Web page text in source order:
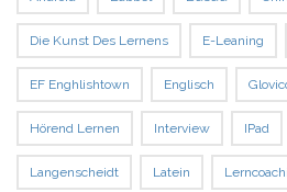
Die Kunst Des Lernens E-Leaning
EF Enghlishtown Englisch
Hörend Lernen Interview IPad
Langenscheidt Latein